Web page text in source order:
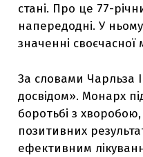
стані. Про це 77-
напередодні. У
значенні
За словами Чарльза
досвідом». Монарх
боротьбі з
позитивних
ефективним